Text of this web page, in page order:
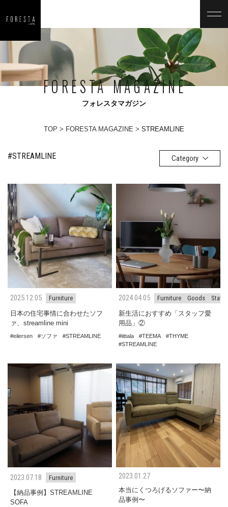
FORESTA MAGAZINE
フォレスタマガジン
TOP FORESTA MAGAZINE STREAMLINE
#STREAMLINE Category
2025.12.05
Furniture
日本の住宅事情に合わせたソフ
ァ、streamline mini
eilersen ソファ STREAMLINE
2024.04.05 Furniture Goods
Staff
新生活におすすめ「スタッフ愛
用品」②
iittala TEEMA
THYME
STREAMLINE
2023.07.18
Furniture
【納品事例】STREAMLINE
SOFA
2023.01.27
本当にくつろげるソファー〜納
品事例〜